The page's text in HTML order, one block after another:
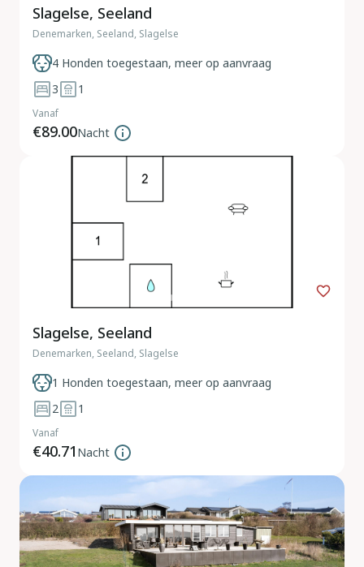
Slagelse, Seeland
Denemarken, Seeland, Slagelse
4 Honden toegestaan, meer op aanvraag
3
1
Vanaf
€89.00Nacht
Slagelse, Seeland
Denemarken, Seeland, Slagelse
1 Honden toegestaan, meer op aanvraag
2
1
Vanaf
€40.71 Nacht